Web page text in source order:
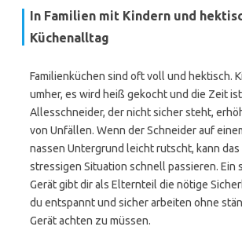
In Familien mit Kindern und
Küchenalltag
Familienküchen sind oft voll und hektisch.
umher, es wird heiß gekocht und die Zeit ist
Allesschneider, der nicht sicher steht,
von Unfällen. Wenn der Schneider auf
nassen Untergrund leicht rutscht, kann das
stressigen Situation schnell passieren. Ein
Gerät gibt dir als Elternteil die nötige
du entspannt und sicher arbeiten ohne
Gerät achten zu müssen.